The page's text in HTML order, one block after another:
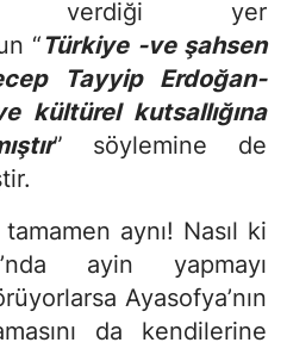
verdiği yer
“Türkiye -ve şahsen
Tayyip Erdoğan-
kültürel kutsallığına
” söylemine de
aynı! Nasıl ki
ayin yapmayı
Ayasofya’nın
da kendilerine